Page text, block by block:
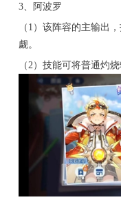
3、阿波罗
（1）该阵容的主输出
觑。
（2）技能可将普通灼